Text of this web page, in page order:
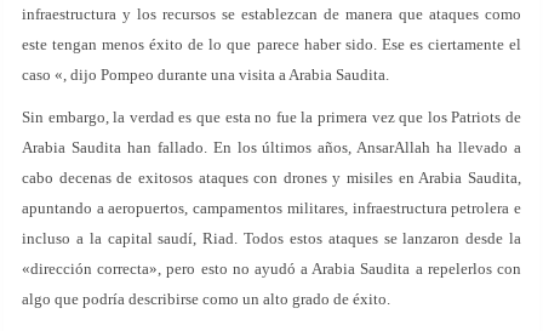
infraestructura y los recursos se establezcan de manera que ataques como
este tengan menos éxito de lo que parece haber sido. Ese es ciertamente el
caso «, dijo Pompeo durante una visita a Arabia Saudita.
Sin embargo, la verdad es que esta no fue la primera vez que los Patriots de
Arabia Saudita han fallado. En los últimos años, AnsarAllah ha llevado a
cabo decenas de exitosos ataques con drones y misiles en Arabia Saudita,
apuntando a aeropuertos, campamentos militares, infraestructura petrolera e
incluso a la capital saudí, Riad. Todos estos ataques se lanzaron desde la
«dirección correcta», pero esto no ayudó a Arabia Saudita a repelerlos con
algo que podría describirse como un alto grado de éxito.